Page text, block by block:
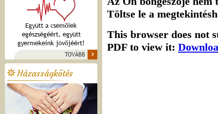
Együtt a csemőiek
egészségéért, együtt
gyermekeink jövőjéért!
TOVÁBB
Házasságkötés